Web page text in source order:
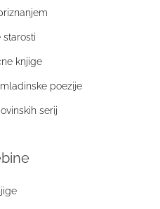
starosti
knjige
poezije
serij